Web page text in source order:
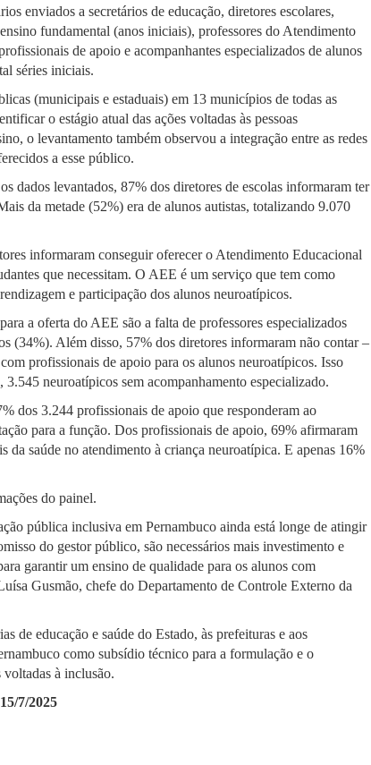
enviados a secretários de educação, diretores escolares,
fundamental (anos iniciais), professores do Atendimento
de apoio e acompanhantes especializados de alunos
séries iniciais.
(municipais e estaduais) em 13 municípios de todas as
o estágio atual das ações voltadas às pessoas
o levantamento também observou a integração entre as redes
a esse público.
dados levantados, 87% dos diretores de escolas informaram ter
da metade (52%) era de alunos autistas, totalizando 9.070
informaram conseguir oferecer o Atendimento Educacional
que necessitam. O AEE é um serviço que tem como
e participação dos alunos neuroatípicos.
a oferta do AEE são a falta de professores especializados
(34%). Além disso, 57% dos diretores informaram não contar –
profissionais de apoio para os alunos neuroatípicos. Isso
3.545 neuroatípicos sem acompanhamento especializado.
dos 3.244 profissionais de apoio que responderam ao
para a função. Dos profissionais de apoio, 69% afirmaram
da saúde no atendimento à criança neuroatípica. E apenas 16%
do painel.
pública inclusiva em Pernambuco ainda está longe de atingir
do gestor público, são necessários mais investimento e
garantir um ensino de qualidade para os alunos com
Gusmão, chefe do Departamento de Controle Externo da
de educação e saúde do Estado, às prefeituras e aos
como subsídio técnico para a formulação e o
à inclusão.
7/2025